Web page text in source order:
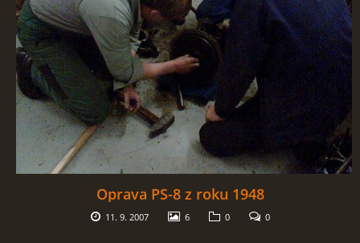
Oprava PS-8 z roku 1948
11. 9. 2007 6 0 0